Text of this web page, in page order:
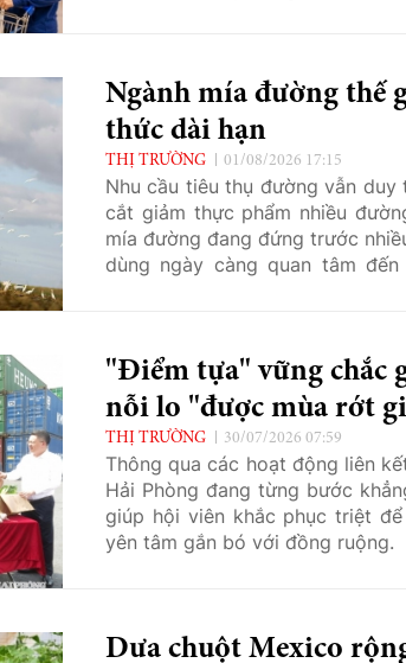
Ngành mía đường thế
thức dài hạn
THỊ TRƯỜNG 01/08/2026 17:15
Nhu cầu tiêu thụ đường vẫn
cắt giảm thực phẩm nhiều
mía đường đang đứng trước
dùng ngày càng quan tâm
"Điểm tựa" vững chắc
nỗi lo "được mùa rớt
THỊ TRƯỜNG 30/07/2026 07:59
Thông qua các hoạt động liên
Hải Phòng đang từng bước
giúp hội viên khắc phục triệt
yên tâm gắn bó với đồng ruộng.
Dưa chuột Mexico